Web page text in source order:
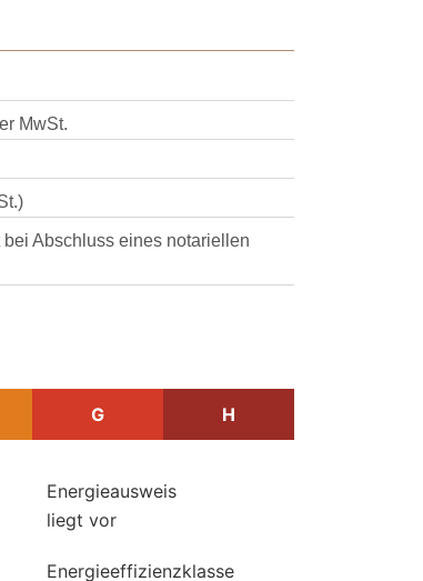
MwSt.
Abschluss eines notariellen
G H
Energieausweis
liegt vor
Energieeffizienzklasse